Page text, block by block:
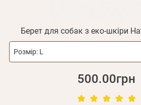
Берет для собак з еко-шкіри
Розмір: L
500.00грн